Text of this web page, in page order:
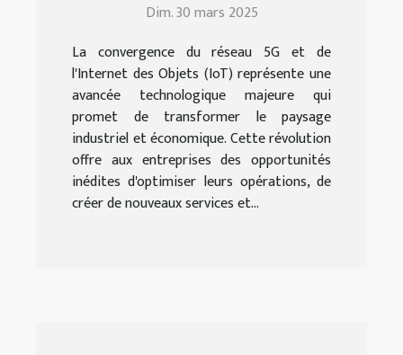
cette révolution
Dim. 30 mars 2025
La convergence du réseau 5G et de
l'Internet des Objets (IoT) représente une
avancée technologique majeure qui
promet de transformer le paysage
industriel et économique. Cette révolution
offre aux entreprises des opportunités
inédites d'optimiser leurs opérations, de
créer de nouveaux services et...